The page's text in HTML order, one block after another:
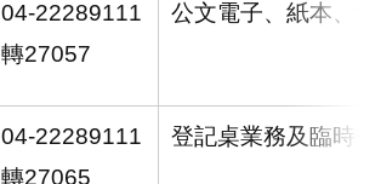
04-22289111
轉27057
公文電子、紙本、
04-22289111
轉27065
登記桌業務及臨時